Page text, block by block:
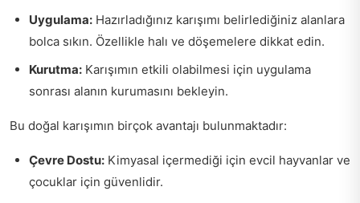
Uygulama: Hazırladığınız karışımı belirlediğiniz alanlara
bolca sıkın. Özellikle halı ve döşemelere dikkat edin.
Kurutma: Karışımın etkili olabilmesi için uygulama
sonrası alanın kurumasını bekleyin.
Bu doğal karışımın birçok avantajı bulunmaktadır:
Çevre Dostu: Kimyasal içermediği için evcil hayvanlar ve
çocuklar için güvenlidir.